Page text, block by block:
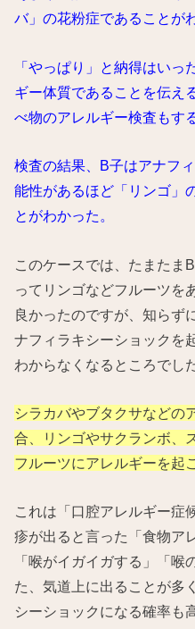
バ」の花粉症であることが
「やっぱり」と納得はい
ギー体質であることを伝え
べ物のアレルギー検査もす
検査の結果、B子はアナフ
能性があるほど「リンゴ」
とがわかった。
このケースでは、たまたま
ってリンゴなどフルーツを
良かったのですが、知らず
ナフィラキシーショックを
わからなくなるところでし
シラカバやブタクサなどの
合、リンゴやサクランボ、
フルーツにアレルギーを起
これは「口腔アレルギー症
疹が出ると言った「食物ア
「喉がイガイガする」「喉
た、気道上に出ることが多
シーショックになる確率も